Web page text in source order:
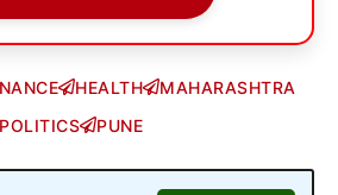
HEALTH
MAHARASHTRA
POLITICS PUNE